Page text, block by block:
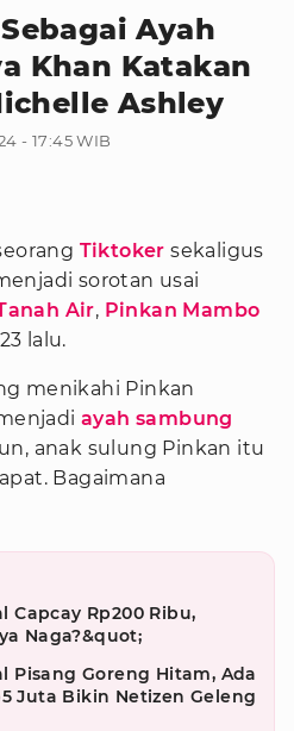
Ayah
Khan Katakan
Ashley
- 17:45 WIB
Tiktoker sekaligus
sorotan usai
Air, Pinkan Mambo
lalu.
menikahi Pinkan
ayah sambung
anak sulung Pinkan itu
Bagaimana
Capcay Rp200 Ribu,
Naga?&quot;
Pisang Goreng Hitam, Ada
Juta Bikin Netizen Geleng